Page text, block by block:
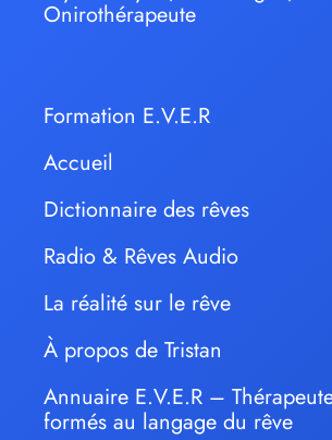
Onirothérapeute
Formation E.V.E.R
Accueil
Dictionnaire des rêves
Radio & Rêves Audio
La réalité sur le rêve
À propos de Tristan
Annuaire E.V.E.R –
formés au langage du rêve